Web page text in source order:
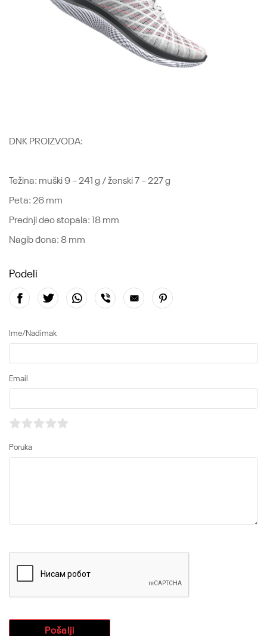
DNK PROIZVODA:
Težina: muški 9 – 241 g / ženski 7 – 227 g
Peta: 26 mm
Prednji deo stopala: 18 mm
Nagib đona: 8 mm
Podeli
Ime/Nadimak
Email
Poruka
Pošalji